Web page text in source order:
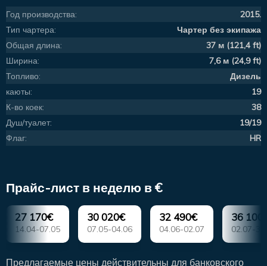
Год производства:
2015.
Тип чартера:
Чартер без экипажа
Общая длина:
37 м (121,4 ft)
Ширина:
7,6 м (24,9 ft)
Топливо:
Дизель
каюты:
19
К-во коек:
38
Душ/туалет:
19/19
Флаг:
HR
Прайс-лист в неделю в €
27 170€
14.04-07.05
30 020€
07.05-04.06
32 490€
04.06-02.07
36
02.07-
Предлагаемые цены действительны для банковского